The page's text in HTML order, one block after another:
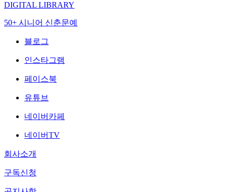
DIGITAL LIBRARY
50+ 시니어 신춘문예
블로그
인스타그램
페이스북
유튜브
네이버카페
네이버TV
회사소개
구독신청